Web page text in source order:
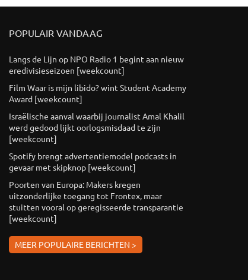
POPULAIR VANDAAG
Langs de Lijn op NPO Radio 1 begint aan nieuw
eredivisieseizoen [weekcount]
Film Waar is mijn libido? wint Student Academy
Award [weekcount]
Israëlische aanval waarbij journalist Amal Khalil
werd gedood lijkt oorlogsmisdaad te zijn
[weekcount]
Spotify brengt advertentiemodel podcasts in
gevaar met skipknop [weekcount]
Poorten van Europa: Makers kregen
uitzonderlijke toegang tot Frontex, maar
stuitten vooral op geregisseerde transparantie
[weekcount]
MEER POPULAIRE BERICHTEN >